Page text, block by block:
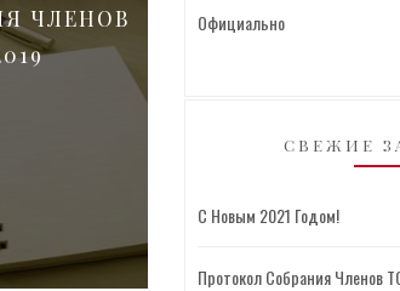
ЧЛЕНОВ
Официально
СВЕЖИЕ
С Новым 2021 Годом!
Протокол Собрания Членов